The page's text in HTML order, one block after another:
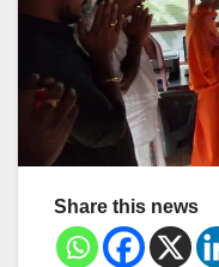
Share this news